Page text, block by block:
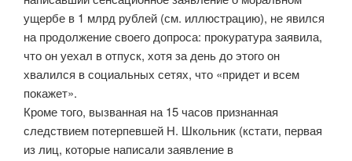
ущербе в 1 млрд рублей (см. иллюстрацию), не явился
на продолжение своего допроса: прокуратура заявила,
что он уехал в отпуск, хотя за день до этого он
хвалился в социальных сетях, что «придет и всем
покажет».
Кроме того, вызванная на 15 часов признанная
следствием потерпевшей Н. Школьник (кстати, первая
из лиц, которые написали заявление в